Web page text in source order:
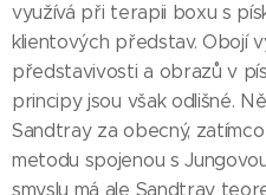
využívá při terapii boxu s
klientových představ. Obojí
představivosti a obrazů v
principy jsou však odlišné.
Sandtray za obecný,
metodu spojenou s
smyslu má ale Sandtray